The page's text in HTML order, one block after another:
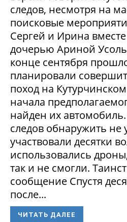
следов, несмотря на
поисковые
Сергей и Ирина
дочерью Ариной
конце сентября
планировали
поход на
начала
найден их
следов обнаружить не
участвовали десятки
использовались
так и не смогли.
сообщение Спустя
после...
ЧИТАТЬ ДАЛЕЕ